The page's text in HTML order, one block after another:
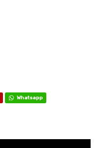
Whatsapp